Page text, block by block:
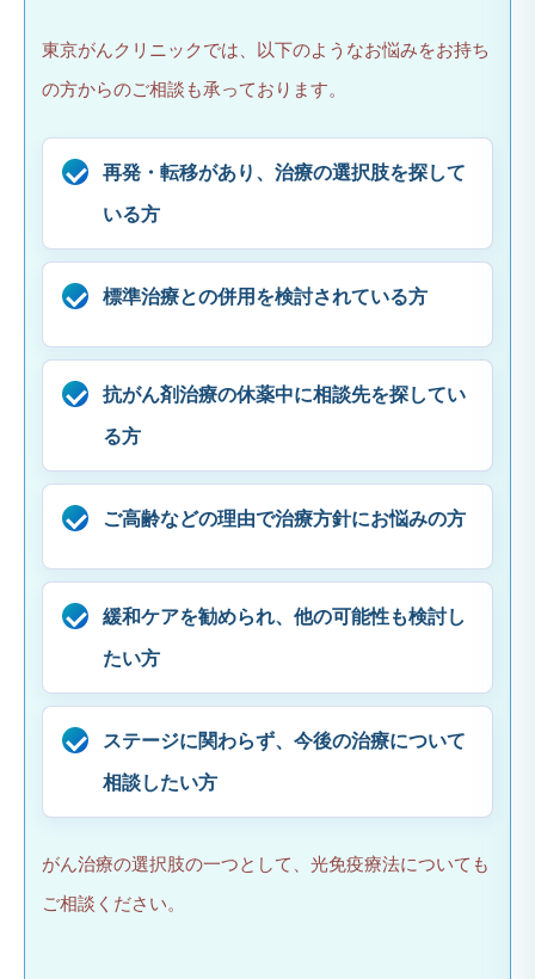
東京がんクリニックでは、以下のようなお悩みをお持ち
の方からのご相談も承っております。
再発・転移があり、治療の選択肢を探して
いる方
標準治療との併用を検討されている方
抗がん剤治療の休薬中に相談先を探してい
る方
ご高齢などの理由で治療方針にお悩みの方
緩和ケアを勧められ、他の可能性も検討し
たい方
ステージに関わらず、今後の治療について
相談したい方
がん治療の選択肢の一つとして、光免疫療法についても
ご相談ください。